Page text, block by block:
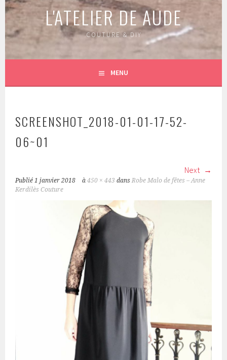
L'ATELIER DE AUDE
COUTURE & DIY
MENU
SCREENSHOT_2018-01-01-17-52-
06~01
Next
Publié1 janvier 2018 à450 × 443 dansRobe Malo de fêtes – Anne
Kerdilès Couture